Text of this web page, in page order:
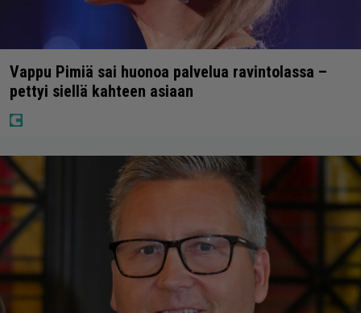
Vappu Pimiä sai huonoa palvelua ravintolassa –
pettyi siellä kahteen asiaan